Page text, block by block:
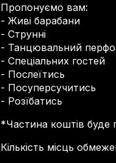
Пропонуємо вам:
- Живі барабани
- Струнні
- Танцювальний
- Спеціальних гостей
- Послеїтись
- Посуперсучитись
- Розїбатись
*Частина коштів
Кількість місць